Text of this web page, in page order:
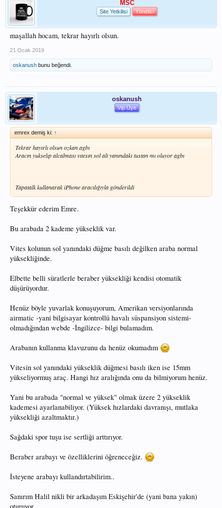
MSC
Site Yetkilisi Yönetici
maşallah hocam, tekrar hayırlı olsun.
21 Ocak 2019
oskanush bunu beğendi.
oskanush
Vip Üye
emrex demiş ki: ↑
Tekrar hayırlı olsun ozkan agbı
Aracın yukselıp alcalması vıtesın sol alt yanındakı tustan mı oluyor agbı
Tapatalk kullanarak iPhone aracılığıyla gönderildi
Teşekkür ederim Emre.
Bu arabada 2 kademe yükseklik var.
Vites kolunun sol yanındaki düğme basılı değilken araba normal
yüksekliğinde.
Elbette belli süratlerle beraber yüksekliği kendisi otomatik
düşürüyordur.
Henüz böyle yuvarlak konuşuyorum, Amerikan versiyonlarında
airmatic -yani bilgisayar kontrollü havalı süspansiyon sistemi-
olmadığından webde -İngilizce- bilgi bulamadım.
Arabanın kullanma klavuzunu da henüz okumadım
Vitesin sol yanındaki yükseklik düğmesi basılı iken ise 15mm
yükseliyormuş araç. Hangi hız aralığında onu da bilmiyorum henüz.
Yani bu arabada "normal ve yüksek" olmak üzere 2 yükseklik
kademesi ayarlanabiliyor. (Yüksek hızlardaki davranışı, mutlaka
yüksekliği azaltmaktır.)
Sağdaki spor tuşu ise sertliği arttırıyor.
Beraber arabayı ve özelliklerini öğreneceğiz.
İsteyene arabayı kullandırtabilirim..
Sanırım Halil nikli bir arkadaşım Eskişehir'de (yani bana yakın)